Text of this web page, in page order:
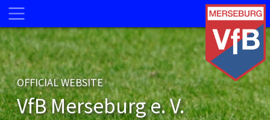
OFFICIAL WEBSITE
VfB Merseburg e. V.